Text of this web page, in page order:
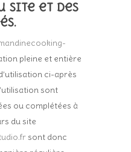
site et des
pleine et entière
ci-après
sont
ou complétées à
du site
sont donc